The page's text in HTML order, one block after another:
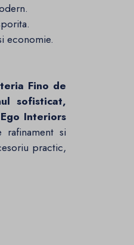
economie.
Fino de
sofisticat,
Ego Interiors
si
practic,